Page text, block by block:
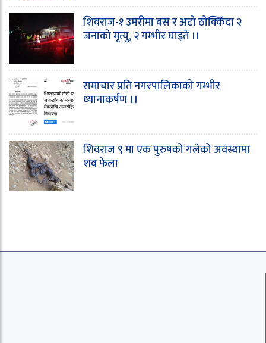
शिवराज-१ उमरीमा बस र अटो ठोक्किँदा २
जनाको मृत्यु, २ गम्भीर घाइते ।।
समाचार प्रति नगरपालिकाको गम्भीर
ध्यानाकर्षण ।।
शिवराज ९ मा एक पुरुषको गलेको अवस्थामा
शव फेला